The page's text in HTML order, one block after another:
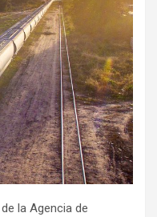
la Agencia de